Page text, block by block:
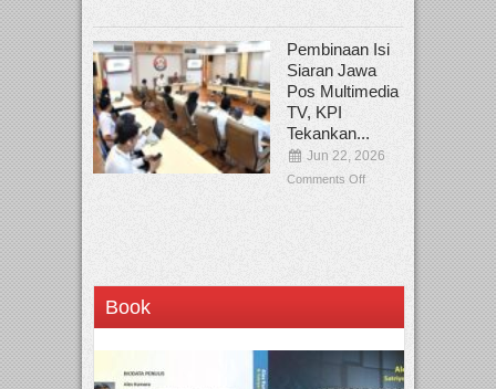
Pembinaan Isi
Siaran Jawa
Pos Multimedia
TV, KPI
Tekankan...
Jun 22, 2026
Comments Off
Book